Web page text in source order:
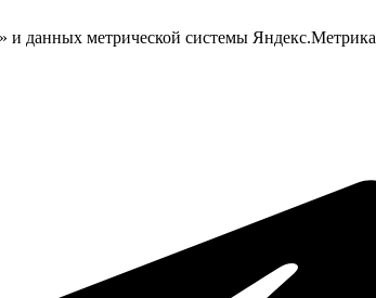
и данных метрической системы Яндекс.Метрика